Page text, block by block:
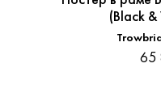
(Black
65